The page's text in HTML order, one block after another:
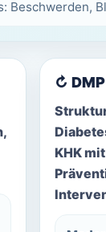
Beschwerden,
↻
KHK